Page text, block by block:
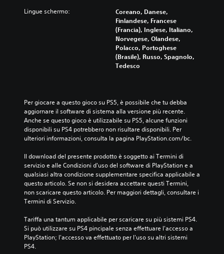
Lingue schermo:
Coreano, Danese,
Finlandese, Francese
(Francia), Inglese, Italiano,
Norvegese, Olandese,
Polacco, Portoghese
(Brasile), Russo, Spagnolo,
Tedesco
Per giocare a questo gioco su PS5, è possibile che tu debba
aggiornare il software di sistema alla versione più recente.
Anche se questo gioco è utilizzabile su PS5, alcune funzioni
disponibili su PS4 potrebbero non risultare disponibili. Per
ulteriori informazioni, consulta la pagina PlayStation.com/bc.
Il download del presente prodotto è soggetto ai Termini di
servizio e alle Condizioni d'uso del software di PlayStation e a
qualsiasi altra condizione supplementare specifica applicabile a
questo articolo. Se non si desidera accettare questi Termini,
non scaricare questo articolo. Per maggiori dettagli, consultare i
Termini di Servizio.
Tariffa una tantum applicabile per scaricare su più sistemi PS4.
Si può utilizzare su PS4 pincipale senza effettuare l'accesso a
PlayStation; l'accesso va effettuato per l'uso su altri sistemi
PS4.